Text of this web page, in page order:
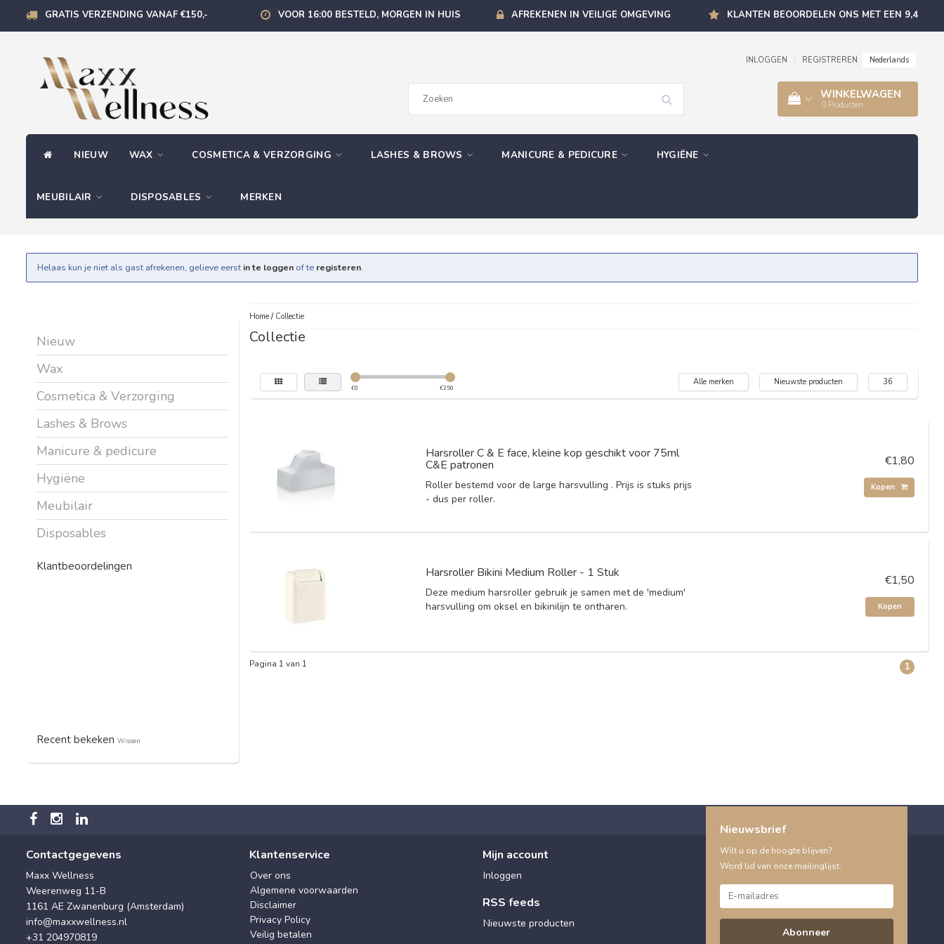
GRATIS VERZENDING VANAF €150,- VOOR 16:00 BESTELD, MORGEN IN HUIS AFREKENEN IN VEILIGE OMGEVING KLANTEN BEOORDELEN ONS MET EEN 9,4
INLOGGEN REGISTREREN Nederlands
WINKELWAGEN
0 Producten
NIEUW WAX COSMETICA & VERZORGING LASHES & BROWS MANICURE & PEDICURE HYGIËNE
MEUBILAIR DISPOSABLES MERKEN
Helaas kun je niet als gast afrekenen, gelieve eerst in te loggen of te registeren.
Nieuw
Wax
Cosmetica & Verzorging
Lashes & Brows
Manicure & pedicure
Hygiëne
Meubilair
Disposables
Klantbeoordelingen
Recent bekeken Wissen
Home/ Collectie
Collectie
€0 €250
Alle merken Nieuwste producten 36
Harsroller C & E face, kleine kop geschikt voor 75ml
C&E patronen
Roller bestemd voor de large harsvulling . Prijs is stuks prijs
- dus per roller.
€1,80
Kopen
Harsroller Bikini Medium Roller - 1 Stuk
Deze medium harsroller gebruik je samen met de 'medium'
harsvulling om oksel en bikinilijn te ontharen.
€1,50
Kopen
Pagina 1 van 1 1
Contactgegevens
Maxx Wellness
Weerenweg 11-B
1161 AE Zwanenburg (Amsterdam)
info@maxxwellness.nl
+31 204970819
Klantenservice
Over ons
Algemene voorwaarden
Disclaimer
Privacy Policy
Veilig betalen
Mijn account
Inloggen
RSS feeds
Nieuwste producten
Nieuwsbrief
Wilt u op de hoogte blijven?
Word lid van onze mailinglijst:
Abonneer